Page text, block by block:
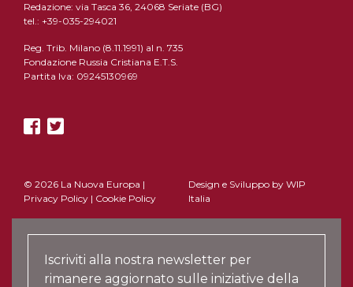
Redazione: via Tasca 36, 24068 Seriate (BG)
tel.: +39-035-294021
Reg. Trib. Milano (8.11.1991) al n. 735
Fondazione Russia Cristiana E.T.S.
Partita Iva: 09245130969
© 2026 La Nuova Europa |
Privacy Policy | Cookie Policy
Design e Sviluppo by WIP
Italia
Iscriviti alla nostra newsletter per
rimanere aggiornato sulle iniziative della